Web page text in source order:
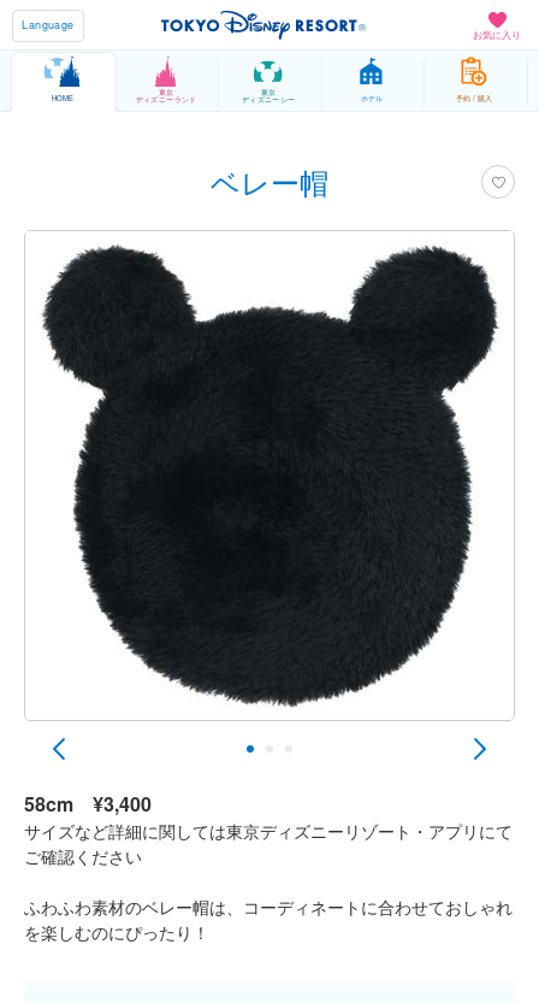
お気に入り
Language
HOME
東京
ディズニーランド
東京
ディズニーシー ホテル 予約 / 購入
ベレー帽
58cm ¥3,400
サイズなど詳細に関しては東京ディズニーリゾート・アプリにて
ご確認ください
ふわふわ素材のベレー帽は、コーディネートに合わせておしゃれ
を楽しむのにぴったり！